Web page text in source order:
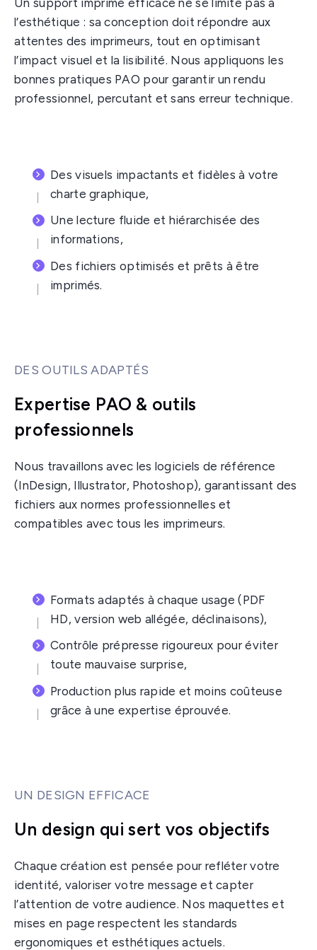
Un support imprimé efficace ne se limite pas à
l’esthétique : sa conception doit répondre aux
attentes des imprimeurs, tout en optimisant
l’impact visuel et la lisibilité. Nous appliquons les
bonnes pratiques PAO pour garantir un rendu
professionnel, percutant et sans erreur technique.
Des visuels impactants et fidèles à votre
charte graphique,
Une lecture fluide et hiérarchisée des
informations,
Des fichiers optimisés et prêts à être
imprimés.
DES OUTILS ADAPTÉS
Expertise PAO & outils
professionnels
Nous travaillons avec les logiciels de référence
(InDesign, Illustrator, Photoshop), garantissant des
fichiers aux normes professionnelles et
compatibles avec tous les imprimeurs.
Formats adaptés à chaque usage (PDF
HD, version web allégée, déclinaisons),
Contrôle prépresse rigoureux pour éviter
toute mauvaise surprise,
Production plus rapide et moins coûteuse
grâce à une expertise éprouvée.
UN DESIGN EFFICACE
Un design qui sert vos objectifs
Chaque création est pensée pour refléter votre
identité, valoriser votre message et capter
l’attention de votre audience. Nos maquettes et
mises en page respectent les standards
ergonomiques et esthétiques actuels.